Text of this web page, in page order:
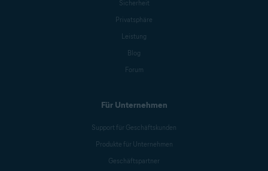
Sicherheit
Privatsphäre
Leistung
Blog
Forum
Für Unternehmen
Support für Geschäftskunden
Produkte für Unternehmen
Geschäftspartner